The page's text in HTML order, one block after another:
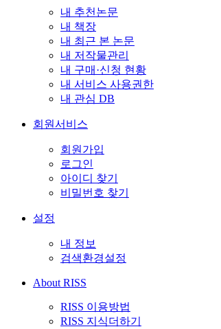
내 추천논문
내 책장
내 최근 본 논문
내 저작물관리
내 구매·신청 현황
내 서비스 사용권한
내 관심 DB
회원서비스
회원가입
로그인
아이디 찾기
비밀번호 찾기
설정
내 정보
검색환경설정
About RISS
RISS 이용방법
RISS 지식더하기